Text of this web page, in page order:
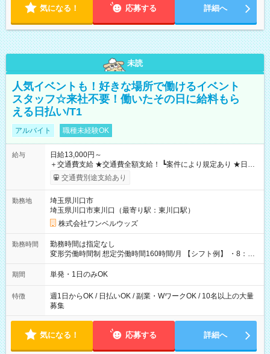
気になる！ 応募する 詳細へ
未読
人気イベントも！好きな場所で働けるイベント
スタッフ☆来社不要！働いたその日に給料もら
える日払い/T1
アルバイト 職種未経験OK
給与
日給13,000円～
＋交通費支給 ★交通費全額支給！ ┗案件により規定あり ★日払
いOK！（規定あり） ┗働いたその日に現金GET♪ お仕事後はコ
ンビニATMから 日払い分を引き落とせます！ 【試用期間】試
交通費別途支給あり
勤務地
埼玉県川口市
埼玉県川口市東川口（最寄り駅：東川口駅）
株式会社ワンベルウッズ
勤務時間
勤務時間は指定なし
変形労働時間制 想定労働時間160時間/月 【シフト例】 ・8：00
～21：00
期間 単発・1日のみOK
特徴
週1日からOK / 日払いOK / 副業・WワークOK / 10名以上の大量
募集
気になる！ 応募する 詳細へ